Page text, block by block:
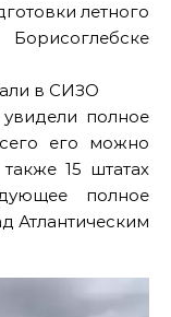
летного
в СИЗО
полное
его можно
15 штатах
полное
Атлантическим